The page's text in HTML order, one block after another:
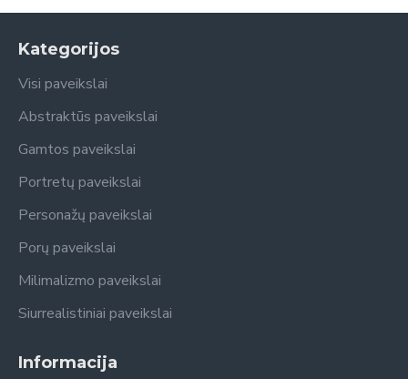
Kategorijos
Visi paveikslai
Abstraktūs paveikslai
Gamtos paveikslai
Portretų paveikslai
Personažų paveikslai
Porų paveikslai
Milimalizmo paveikslai
Siurrealistiniai paveikslai
Informacija